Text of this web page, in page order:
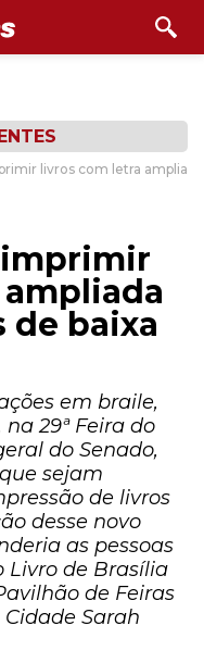
livros com letra
imprimir
de baixa
em braile,
29ª Feira do
do Senado,
sejam
de livros
desse novo
as pessoas
Livro de Brasília
de Feiras
Sarah